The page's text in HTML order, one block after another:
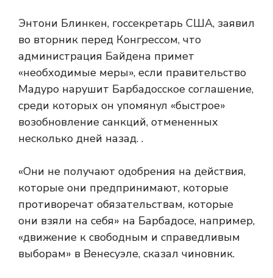
Энтони Блинкен, госсекретарь США, заявил
во вторник перед Конгрессом, что
администрация Байдена примет
«необходимые меры», если правительство
Мадуро нарушит Барбадосское соглашение,
среди которых он упомянул «быстрое»
возобновление санкций, отмененных
несколько дней назад. .
«Они не получают одобрения на действия,
которые они предпринимают, которые
противоречат обязательствам, которые
они взяли на себя» на Барбадосе, например,
«движение к свободным и справедливым
выборам» в Венесуэле, сказал чиновник.